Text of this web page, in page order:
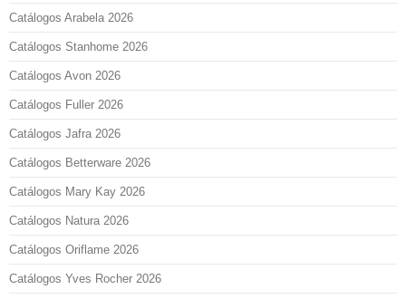
Catálogos Arabela 2026
Catálogos Stanhome 2026
Catálogos Avon 2026
Catálogos Fuller 2026
Catálogos Jafra 2026
Catálogos Betterware 2026
Catálogos Mary Kay 2026
Catálogos Natura 2026
Catálogos Oriflame 2026
Catálogos Yves Rocher 2026